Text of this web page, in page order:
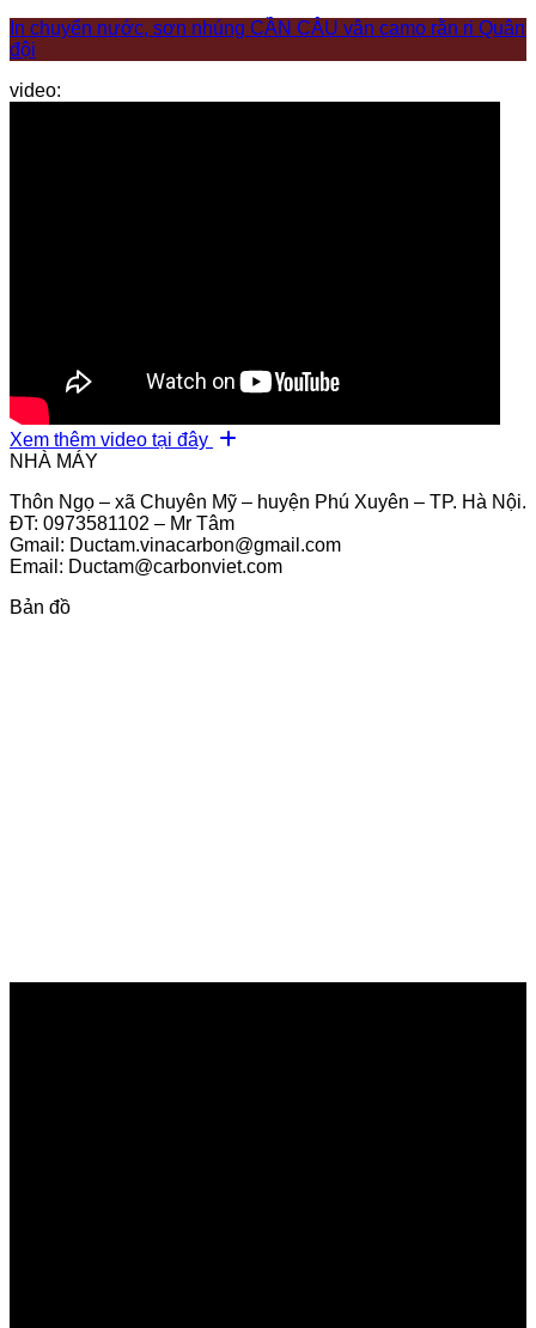
In chuyển nước, sơn nhúng CẦN CÂU vân camo rằn ri Quân
đội
video:
Xem thêm video tại đây
NHÀ MÁY
Thôn Ngọ – xã Chuyên Mỹ – huyện Phú Xuyên – TP. Hà Nội.
ĐT: 0973581102 – Mr Tâm
Gmail: Ductam.vinacarbon@gmail.com
Email: Ductam@carbonviet.com
Bản đồ